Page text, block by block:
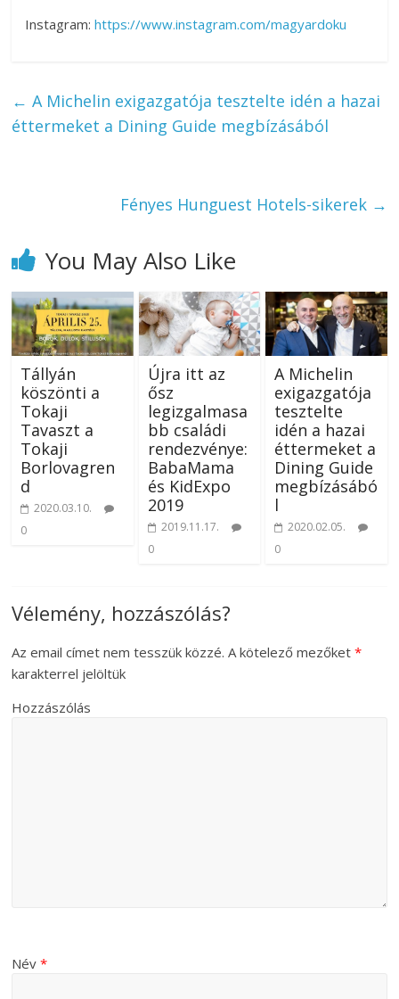
Instagram:https://www.instagram.com/magyardoku
← A Michelin exigazgatója tesztelte idén a hazai
éttermeket a Dining Guide megbízásából
Fényes Hunguest Hotels-sikerek →
You May Also Like
Tállyán
köszönti a
Tokaji
Tavaszt a
Tokaji
Borlovagren
d
2020.03.10.
0
Újra itt az
ősz
legizgalmasa
bb családi
rendezvénye:
BabaMama
és KidExpo
2019
2019.11.17.
0
A Michelin
exigazgatója
tesztelte
idén a hazai
éttermeket a
Dining Guide
megbízásábó
l
2020.02.05.
0
Vélemény, hozzászólás?
Az email címet nem tesszük közzé. A kötelező mezőket*
karakterrel jelöltük
Hozzászólás
Név*